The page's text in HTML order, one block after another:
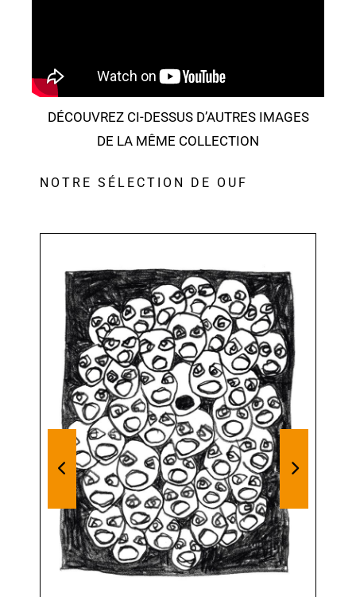
DÉCOUVREZ CI-DESSUS D’AUTRES IMAGES
DE LA MÊME COLLECTION
NOTRE SÉLECTION DE OUF